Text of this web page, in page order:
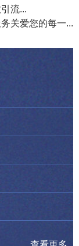
流...
关爱您的每一...